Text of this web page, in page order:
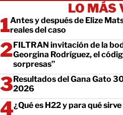
LO MÁS
Antes y después de Elize
reales del caso
FILTRAN invitación de la
Georgina Rodríguez, el
sorpresas”
Resultados del Gana Gato
2026
¿Qué es H22 y para qué